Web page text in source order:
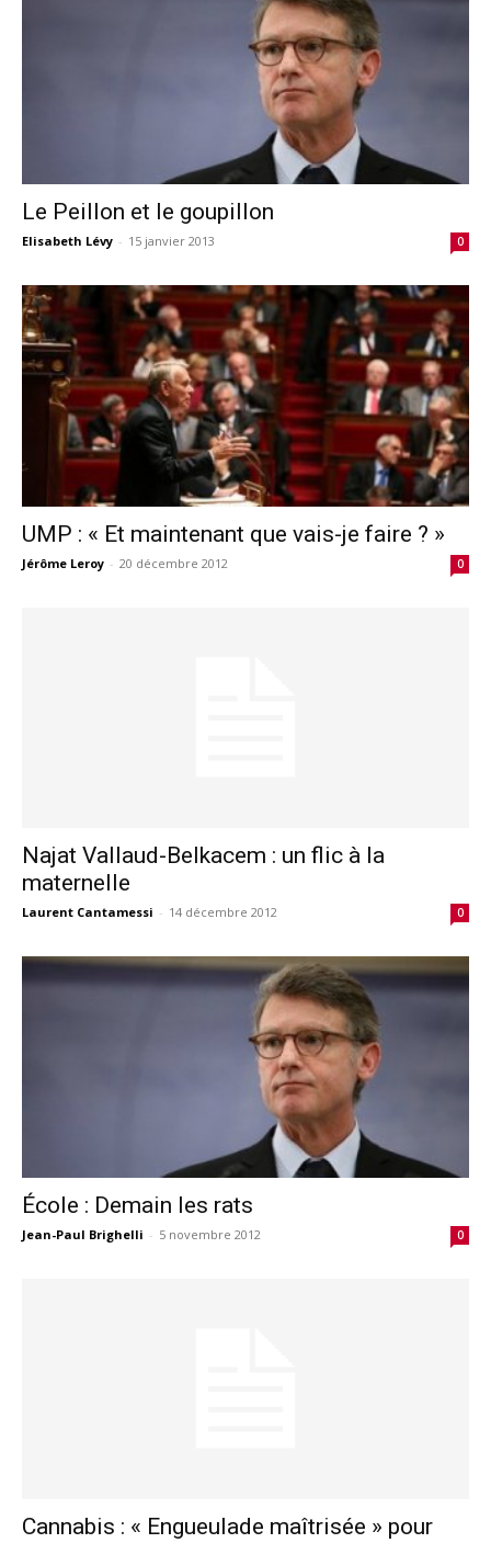
Le Peillon et le goupillon
Elisabeth Lévy - 15 janvier 2013 0
UMP : « Et maintenant que vais-je faire ? »
Jérôme Leroy - 20 décembre 2012 0
Najat Vallaud-Belkacem : un flic à la
maternelle
Laurent Cantamessi - 14 décembre 2012 0
École : Demain les rats
Jean-Paul Brighelli - 5 novembre 2012 0
Cannabis : « Engueulade maîtrisée » pour